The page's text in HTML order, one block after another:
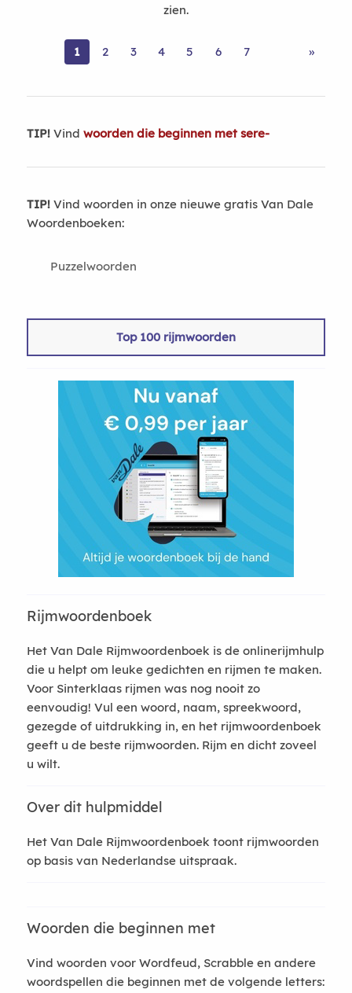
zien.
1 2 3 4 5 6 7 »
TIP!Vind woorden die beginnen met sere-
TIP!Vind woorden in onze nieuwe gratis Van Dale
Woordenboeken:
Puzzelwoorden
Top 100 rijmwoorden
Rijmwoordenboek
Het Van Dale Rijmwoordenboek is de onlinerijmhulp
die u helpt om leuke gedichten en rijmen te maken.
Voor Sinterklaas rijmen was nog nooit zo
eenvoudig! Vul een woord, naam, spreekwoord,
gezegde of uitdrukking in, en het rijmwoordenboek
geeft u de beste rijmwoorden. Rijm en dicht zoveel
u wilt.
Over dit hulpmiddel
Het Van Dale Rijmwoordenboek toont rijmwoorden
op basis van Nederlandse uitspraak.
Woorden die beginnen met
Vind woorden voor Wordfeud, Scrabble en andere
woordspellen die beginnen met de volgende letters: